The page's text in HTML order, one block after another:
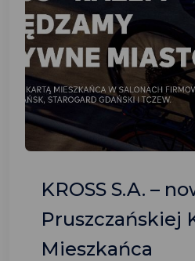
KROSS S.A. –
Pruszczańskiej
Mieszkańca